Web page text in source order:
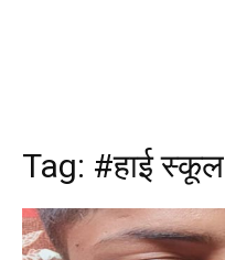
Tag: #हाई स्कूल